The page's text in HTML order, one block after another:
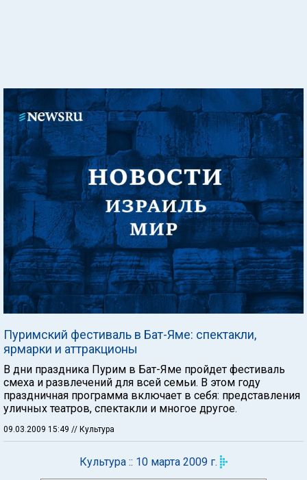
Пуримский фестиваль в Бат-Яме: спектакли,
ярмарки и аттракционы
В дни праздника Пурим в Бат-Яме пройдет фестиваль
смеха и развлечений для всей семьи. В этом году
праздничная программа включает в себя: представления
уличных театров, спектакли и многое другое.
09.03.2009 15:49 // Культура
Культура :: 10 марта 2009 г.